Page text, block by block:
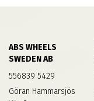
ABS WHEELS
SWEDEN AB
556839 5429
Göran Hammarsjös